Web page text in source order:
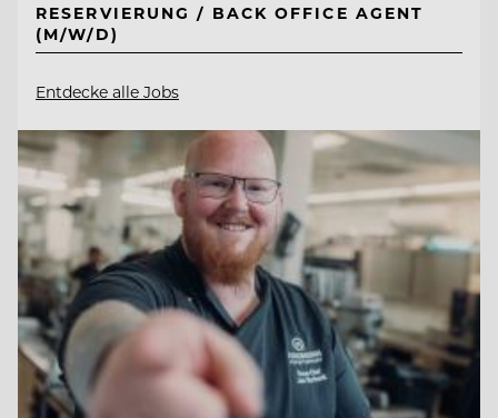
RESERVIERUNG / BACK OFFICE AGENT
(M/W/D)
Entdecke alle Jobs